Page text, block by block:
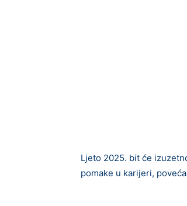
Ljeto 2025. bit će
pomake u karijeri,